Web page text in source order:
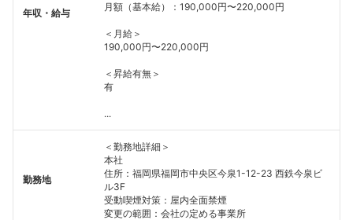
年収・給与
月額（基本給）：190,000円〜220,000円
＜月給＞
190,000円〜220,000円
＜昇給有無＞
有
...
勤務地
＜勤務地詳細＞
本社
住所：福岡県福岡市中央区今泉1-12-23 西鉄今泉ビ
ル3F
受動喫煙対策：屋内全面禁煙
変更の範囲：会社の定める事業所